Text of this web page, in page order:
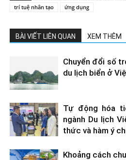
trí tuệ nhân tạo
ứng dụng
BÀI VIẾT LIÊN QUAN XEM THÊM
Chuyển đổi số
du lịch biển ở
Tự động hóa
ngành Du lịch
thức và hàm ý
Khoảng cách